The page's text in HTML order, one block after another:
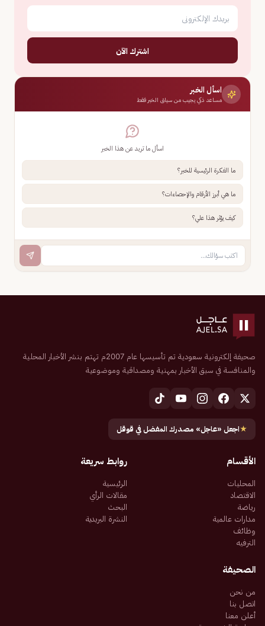
اشترك الآن
اسأل الخبر
مساعد ذكي يجيب من سياق الخبر فقط
اسأل ما تريد عن هذا الخبر
ما الفكرة الرئيسية للخبر؟
ما هي أبرز الأرقام والإحصاءات؟
كيف يؤثر هذا علي؟
صحيفة إلكترونية سعودية تم تأسيسها عام 2007م تهتم بنشر الأخبار المحلية
والمنافسة في سبق الأخبار بمهنية ومصداقية وموضوعية
★اجعل «عاجل» مصدرك المفضل في قوقل
الأقسام
المحليات
الاقتصاد
رياضة
مدارات عالمية
وظائف
الترفيه
روابط سريعة
الرئيسية
مقالات الرأي
البحث
النشرة البريدية
الصحيفة
من نحن
اتصل بنا
أعلن معنا